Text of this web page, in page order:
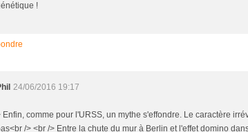
!
24/06/2016 19:17
Enfin, comme pour l'URSS, un mythe s'effondre. Le caractère
/> <br /> Entre la chute du mur à Berlin et l'effet domino